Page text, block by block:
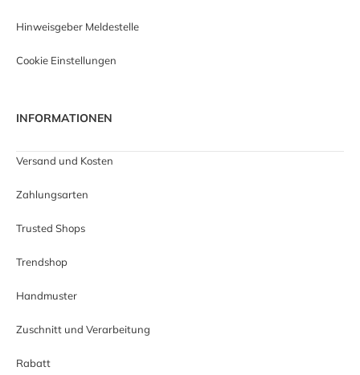
Hinweisgeber Meldestelle
Cookie Einstellungen
INFORMATIONEN
Versand und Kosten
Zahlungsarten
Trusted Shops
Trendshop
Handmuster
Zuschnitt und Verarbeitung
Rabatt